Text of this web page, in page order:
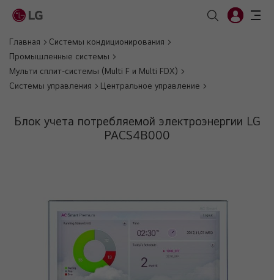
Главная
Системы кондиционирования
Промышленные системы
Мульти сплит-системы (Multi F и Multi FDX)
Системы управления
Центральное управление
Блок учета потребляемой электроэнергии LG
PACS4B000